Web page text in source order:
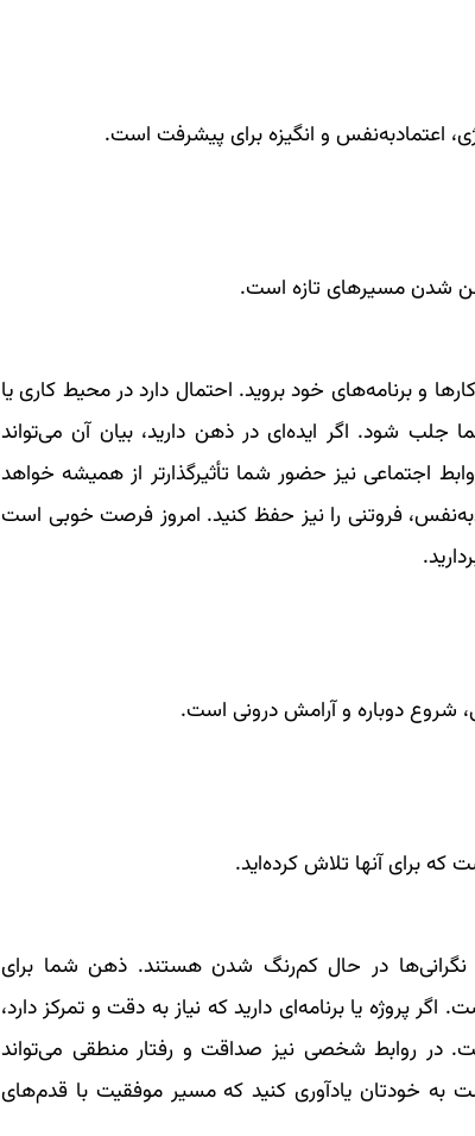
اعتمادبه‌نفس و انگیزه برای پیشرفت است.
شدن مسیرهای تازه است.
و برنامه‌های خود بروید. احتمال دارد در محیط کاری یا
جلب شود. اگر ایده‌ای در ذهن دارید، بیان آن می‌تواند
اجتماعی نیز حضور شما تأثیرگذارتر از همیشه خواهد
فروتنی را نیز حفظ کنید. امروز فرصت خوبی است
شروع دوباره و آرامش درونی است.
که برای آنها تلاش کرده‌اید.
در حال کم‌رنگ شدن هستند. ذهن شما برای
اگر پروژه یا برنامه‌ای دارید که نیاز به دقت و تمرکز دارد،
در روابط شخصی نیز صداقت و رفتار منطقی می‌تواند
به خودتان یادآوری کنید که مسیر موفقیت با قدم‌های